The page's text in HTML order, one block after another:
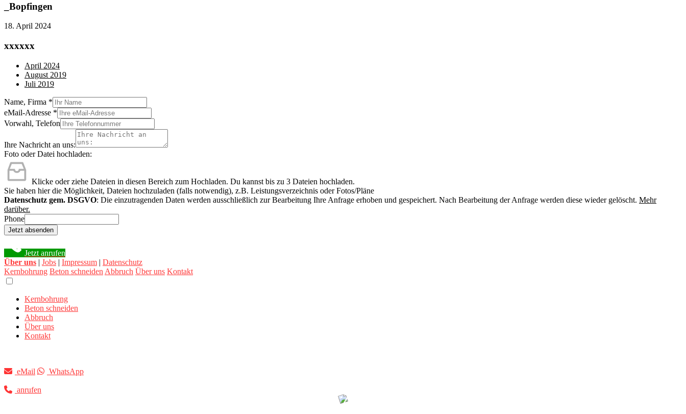
_Bopfingen
18. April 2024
xxxxxx
April 2024
August 2019
Juli 2019
Name, Firma *
eMail-Adresse *
Vorwahl, Telefon
Ihre Nachricht an uns:
Foto oder Datei hochladen:
Klicke oder ziehe Dateien in diesen Bereich zum Hochladen. Du kannst bis zu 3 Dateien hochladen.
Sie haben hier die Möglichkeit, Dateien hochzuladen (falls notwendig), z.B. Leistungsverzeichnis oder Fotos/Pläne
Datenschutz gem. DSGVO: Die einzutragenden Daten werden ausschließlich zur Bearbeitung Ihre Anfrage erhoben und gespeichert. Nach Bearbeitung der Anfrage werden diese wieder gelöscht. Mehr
darüber.
Phone
Jetzt absenden
Jetzt anrufen
Über uns | Jobs | Impressum | Datenschutz
Kernbohrung Beton schneiden Abbruch Über uns Kontakt
Kernbohrung
Beton schneiden
Abbruch
Über uns
Kontakt
eMail WhatsApp
anrufen